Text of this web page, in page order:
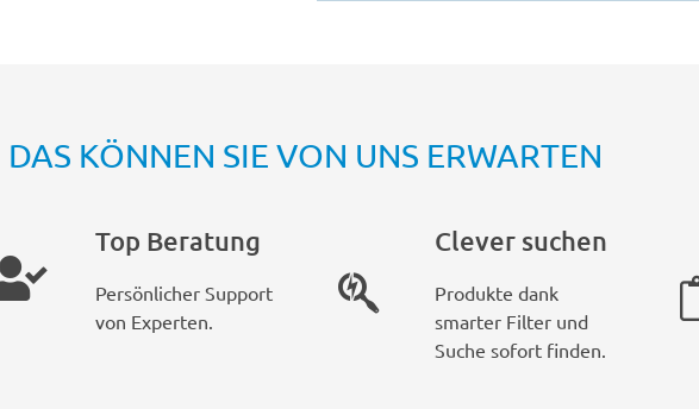
DAS KÖNNEN SIE VON UNS ERWARTEN
Top Beratung
Persönlicher Support
von Experten.
Clever suchen
Produkte dank
smarter Filter und
Suche sofort finden.